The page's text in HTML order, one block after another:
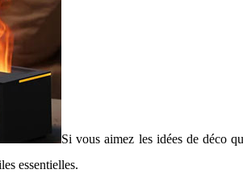
Si vous aimez les idées de déco
essentielles.